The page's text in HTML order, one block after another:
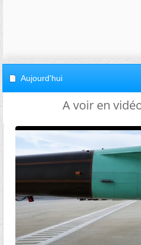
Aujourd'hui
A voir en